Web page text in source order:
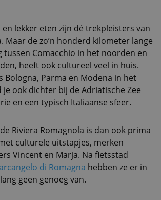
en lekker eten zijn dé trekpleisters van
Maar de zo’n honderd kilometer lange
tussen Comacchio in het noorden en
heeft ook cultureel veel in huis.
Bologna, Parma en Modena in het
ook dichter bij de Adriatische Zee
en een typisch Italiaanse sfeer.
Riviera Romagnola is dan ook prima
culturele uitstapjes, merken
Vincent en Marja. Na fietsstad
di Romagna hebben ze er in
geen genoeg van.